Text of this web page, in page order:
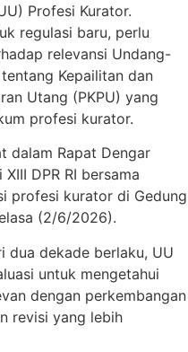
Profesi Kurator.
regulasi baru, perlu
relevansi Undang-
Kepailitan dan
Utang (PKPU) yang
profesi kurator.
dalam Rapat Dengar
DPR RI bersama
profesi kurator di Gedung
(2/6/2026).
dua dekade berlaku, UU
untuk mengetahui
dengan perkembangan
revisi yang lebih